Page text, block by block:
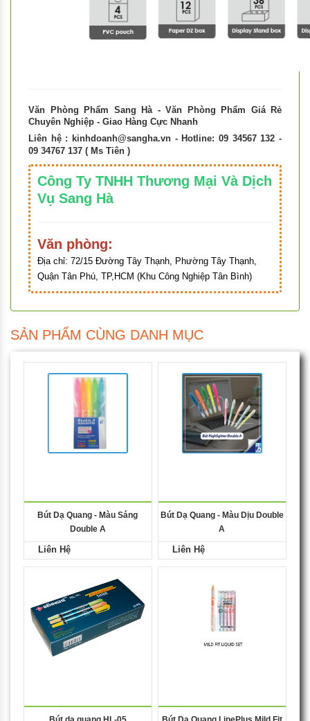
Văn Phòng Phẩm Sang Hà - Văn Phòng Phẩm Giá Rẻ
Chuyên Nghiệp - Giao Hàng Cực Nhanh
Liên hệ : kinhdoanh@sangha.vn - Hotline: 09 34567 132 -
09 34767 137 ( Ms Tiên )
Công Ty TNHH Thương Mại Và Dịch
Vụ Sang Hà
Văn phòng:
Địa chỉ: 72/15 Đường Tây Thạnh, Phường Tây Thạnh,
Quận Tân Phú, TP,HCM (Khu Công Nghiệp Tân Bình)
SẢN PHẨM CÙNG DANH MỤC
Bút Dạ Quang - Màu Sáng
Double A
Liên Hệ
Bút Dạ Quang - Màu Dịu Double
A
Liên Hệ